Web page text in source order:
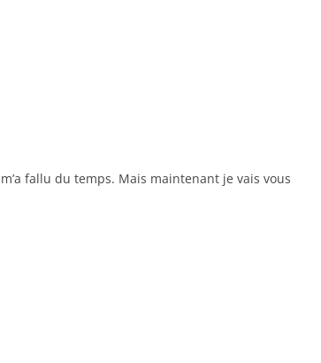
fallu du temps. Mais maintenant je vais vous